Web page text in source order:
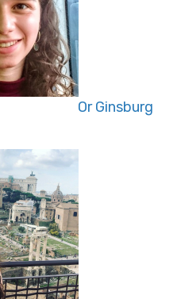
Or Ginsburg